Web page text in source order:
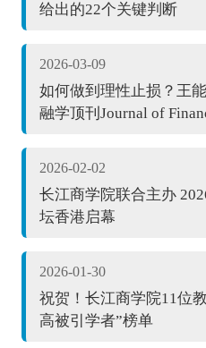
给出的22个关键判断
2026-03-09
如何做到理性止损？王
融学顶刊Journal of
2026-02-02
长江商学院联合主办
坛香港启幕
2026-01-30
祝贺！长江商学院11位
高被引学者”榜单